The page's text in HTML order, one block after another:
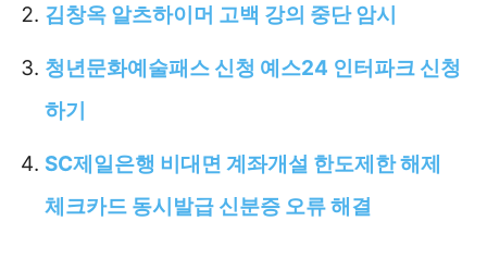
김창옥 알츠하이머 고백 강의 중단 암시
청년문화예술패스 신청 예스24 인터파크 신청
하기
SC제일은행 비대면 계좌개설 한도제한 해제
체크카드 동시발급 신분증 오류 해결